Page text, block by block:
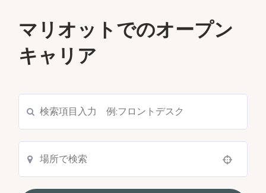
マリオットでのオープン
キャリア